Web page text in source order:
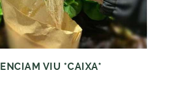
ENCIAM VIU *CAIXA*